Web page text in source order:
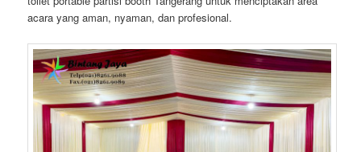
acara yang aman, nyaman, dan profesional.